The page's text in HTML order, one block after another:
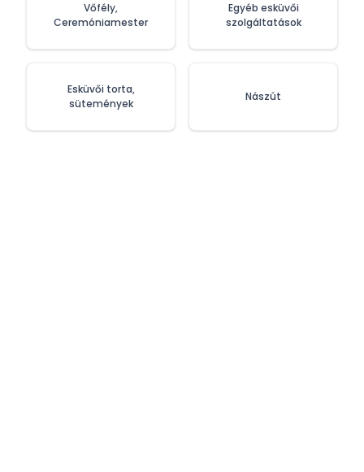
Vőfély,
Ceremóniamester
Esküvői torta,
sütemények
Egyéb esküvői
szolgáltatások
Nászút